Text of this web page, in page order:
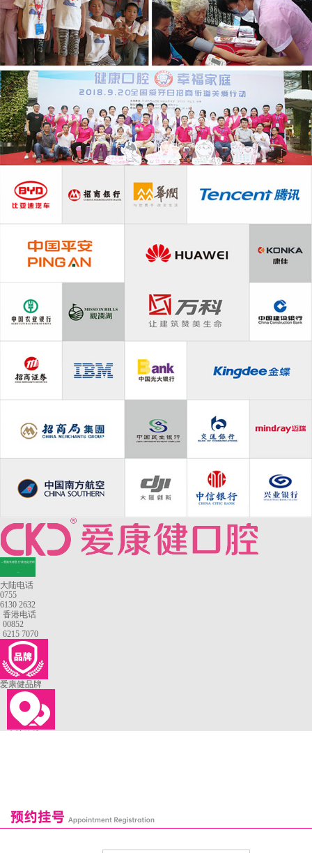
—香港长者医疗券指定牙科
大陆电话
0755
6130 2632
香港电话
00852
6215 7070
爱康健品牌
恒乐口腔诊所
富港口腔诊所